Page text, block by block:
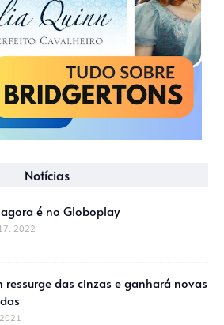
Notícias
é no Globoplay
2022
ressurge das cinzas e ganhará novas